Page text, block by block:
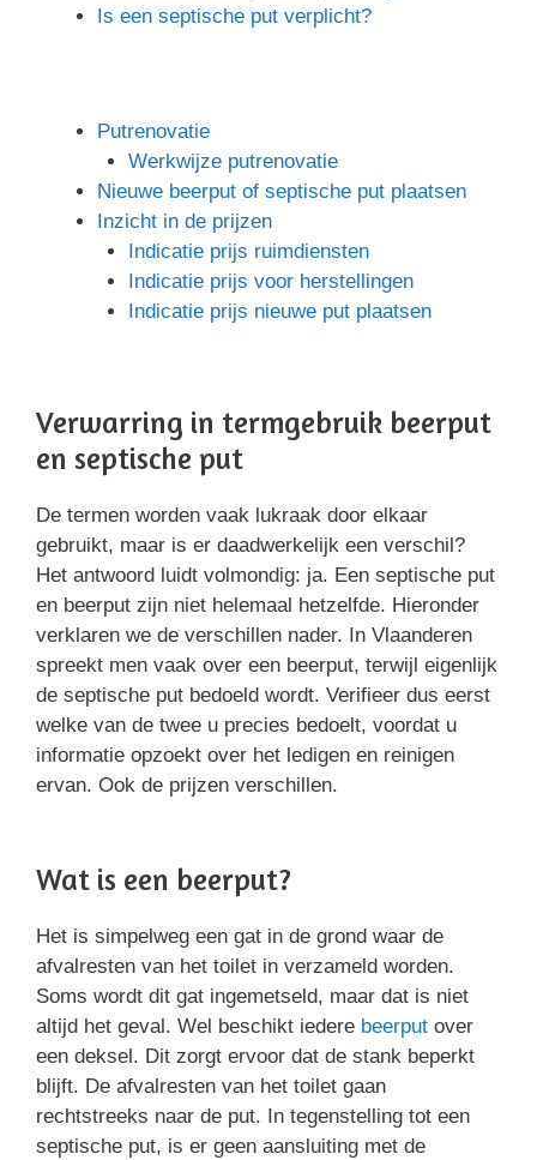
Is een septische put verplicht?
Putrenovatie
Werkwijze putrenovatie
Nieuwe beerput of septische put plaatsen
Inzicht in de prijzen
Indicatie prijs ruimdiensten
Indicatie prijs voor herstellingen
Indicatie prijs nieuwe put plaatsen
Verwarring in termgebruik beerput
en septische put
De termen worden vaak lukraak door elkaar
gebruikt, maar is er daadwerkelijk een verschil?
Het antwoord luidt volmondig: ja. Een septische put
en beerput zijn niet helemaal hetzelfde. Hieronder
verklaren we de verschillen nader. In Vlaanderen
spreekt men vaak over een beerput, terwijl eigenlijk
de septische put bedoeld wordt. Verifieer dus eerst
welke van de twee u precies bedoelt, voordat u
informatie opzoekt over het ledigen en reinigen
ervan. Ook de prijzen verschillen.
Wat is een beerput?
Het is simpelweg een gat in de grond waar de
afvalresten van het toilet in verzameld worden.
Soms wordt dit gat ingemetseld, maar dat is niet
altijd het geval. Wel beschikt iedere beerput over
een deksel. Dit zorgt ervoor dat de stank beperkt
blijft. De afvalresten van het toilet gaan
rechtstreeks naar de put. In tegenstelling tot een
septische put, is er geen aansluiting met de